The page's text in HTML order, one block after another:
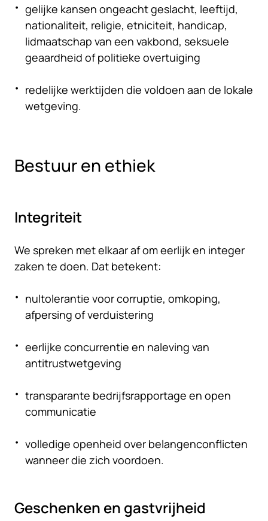
gelijke kansen ongeacht geslacht, leeftijd,
nationaliteit, religie, etniciteit, handicap,
lidmaatschap van een vakbond, seksuele
geaardheid of politieke overtuiging
redelijke werktijden die voldoen aan de lokale
wetgeving.
Bestuur en ethiek
Integriteit
We spreken met elkaar af om eerlijk en integer
zaken te doen. Dat betekent:
nultolerantie voor corruptie, omkoping,
afpersing of verduistering
eerlijke concurrentie en naleving van
antitrustwetgeving
transparante bedrijfsrapportage en open
communicatie
volledige openheid over belangenconflicten
wanneer die zich voordoen.
Geschenken en gastvrijheid